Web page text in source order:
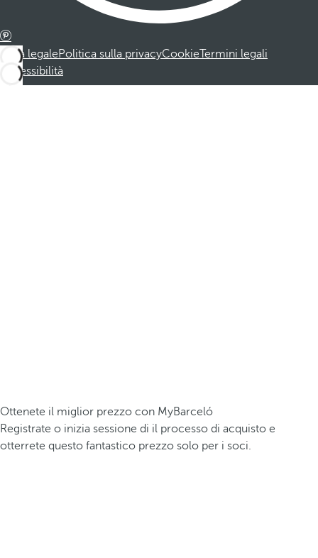
Nota legalePolitica sulla privacyCookieTermini legali
Accessibilità
Ottenete il miglior prezzo con MyBarceló
Registrate o inizia sessione di il processo di acquisto e
otterrete questo fantastico prezzo solo per i soci.